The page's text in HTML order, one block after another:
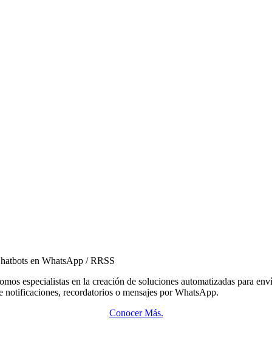
en WhatsApp / RRSS
especialistas en la creación de soluciones automatizadas para
notificaciones, recordatorios o mensajes por WhatsApp.
Conocer Más.